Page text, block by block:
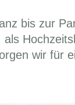
bis zur
wir für